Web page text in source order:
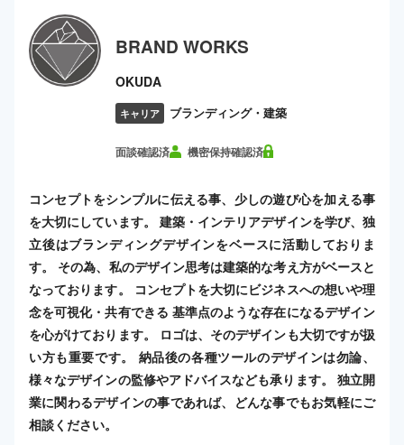
BRAND WORKS
OKUDA
キャリア ブランディング・建築
面談確認済 機密保持確認済
コンセプトをシンプルに伝える事、少しの遊び心を加える事
を大切にしています。 建築・インテリアデザインを学び、独
立後はブランディングデザインをベースに活動しておりま
す。 その為、私のデザイン思考は建築的な考え方がベースと
なっております。 コンセプトを大切にビジネスへの想いや理
念を可視化・共有できる 基準点のような存在になるデザイン
を心がけております。 ロゴは、そのデザインも大切ですが扱
い方も重要です。 納品後の各種ツールのデザインは勿論、
様々なデザインの監修やアドバイスなども承ります。 独立開
業に関わるデザインの事であれば、どんな事でもお気軽にご
相談ください。